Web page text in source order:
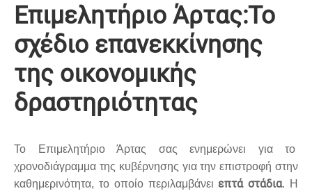
Eπιμελητήριο Άρτας:Το
σχέδιο επανεκκίνησης
της οικονομικής
δραστηριότητας
Το Eπιμελητήριο Άρτας σας ενημερώνει για το
χρονοδιάγραμμα της κυβέρνησης για την επιστροφή στην
καθημερινότητα, το οποίο περιλαμβάνειεπτά στάδια. Η